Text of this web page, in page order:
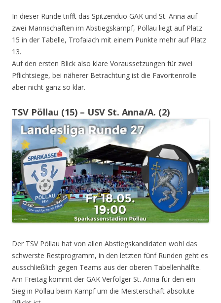
In dieser Runde trifft das Spitzenduo GAK und St. Anna auf
zwei Mannschaften im Abstiegskampf, Pöllau liegt auf Platz
15 in der Tabelle, Trofaiach mit einem Punkte mehr auf Platz
13.
Auf den ersten Blick also klare Voraussetzungen für zwei
Pflichtsiege, bei näherer Betrachtung ist die Favoritenrolle
aber nicht ganz so klar.
TSV Pöllau (15) – USV St. Anna/A. (2)
Der TSV Pöllau hat von allen Abstiegskandidaten wohl das
schwerste Restprogramm, in den letzten fünf Runden geht es
ausschließlich gegen Teams aus der oberen Tabellenhälfte.
Am Freitag kommt der GAK Verfolger St. Anna für den ein
Sieg in Pöllau beim Kampf um die Meisterschaft absolute